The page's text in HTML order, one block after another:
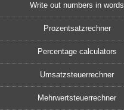
Write out numbers in words
Prozentsatzrechner
Percentage calculators
Umsatzsteuerrechner
Mehrwertsteuerrechner